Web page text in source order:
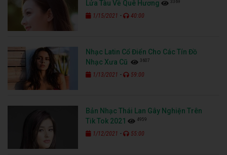
Lửa Tàu Về Quê Hương
3369
1/15/2021 - 40:00
Nhạc Latin Cổ Điển Cho Các Tín Đồ
Nhạc Xưa Cũ
3607
1/13/2021 - 59:00
Bản Nhạc Thái Lan Gây Nghiện Trên
Tik Tok 2021
4959
1/12/2021 - 55:00